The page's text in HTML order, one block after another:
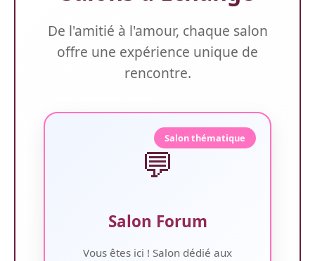
De l'amitié à l'amour, chaque salon
offre une expérience unique de
rencontre.
Salon thématique
💬
Salon Forum
Vous êtes ici ! Salon dédié aux